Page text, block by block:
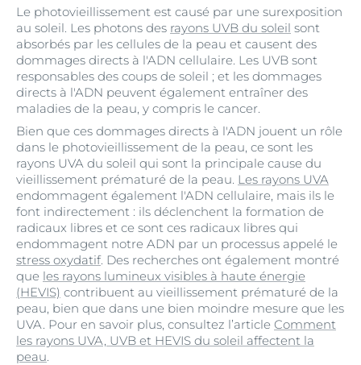
Le photovieillissement est causé par une surexposition
au soleil. Les photons des rayons UVB du soleil sont
absorbés par les cellules de la peau et causent des
dommages directs à l'ADN cellulaire. Les UVB sont
responsables des coups de soleil ; et les dommages
directs à l'ADN peuvent également entraîner des
maladies de la peau, y compris le cancer.
Bien que ces dommages directs à l'ADN jouent un rôle
dans le photovieillissement de la peau, ce sont les
rayons UVA du soleil qui sont la principale cause du
vieillissement prématuré de la peau. Les rayons UVA
endommagent également l'ADN cellulaire, mais ils le
font indirectement : ils déclenchent la formation de
radicaux libres et ce sont ces radicaux libres qui
endommagent notre ADN par un processus appelé le
stress oxydatif. Des recherches ont également montré
que les rayons lumineux visibles à haute énergie
(HEVIS) contribuent au vieillissement prématuré de la
peau, bien que dans une bien moindre mesure que les
UVA. Pour en savoir plus, consultez l’article Comment
les rayons UVA, UVB et HEVIS du soleil affectent la
peau.